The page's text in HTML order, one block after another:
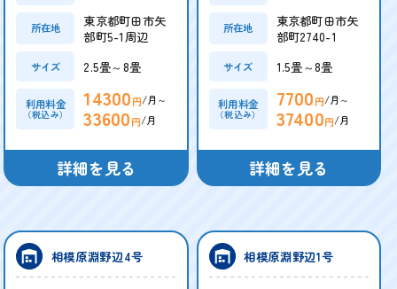
所在地
東京都町田市矢
部町5-1周辺
サイズ 2.5畳～8畳
利用料金
（税込み）
14300円/月～
33600円/月
詳細を見る
所在地
東京都町田市矢
部町2740-1
サイズ 1.5畳～8畳
利用料金
（税込み）
7700円/月～
37400円/月
詳細を見る
相模原淵野辺4号 相模原淵野辺1号